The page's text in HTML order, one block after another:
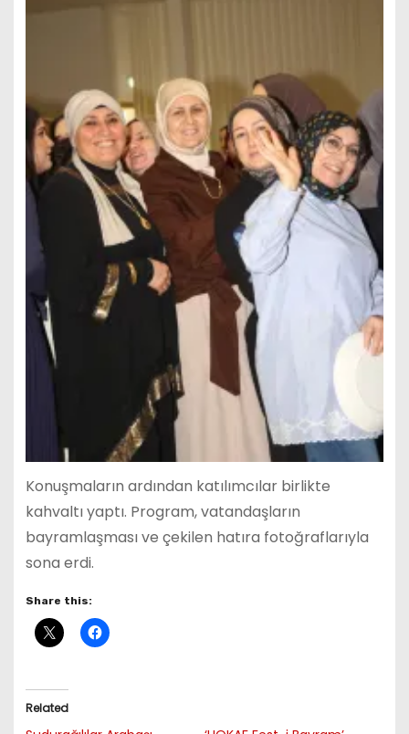
Konuşmaların ardından katılımcılar birlikte
kahvaltı yaptı. Program, vatandaşların
bayramlaşması ve çekilen hatıra fotoğraflarıyla
sona erdi.
Share this:
Related